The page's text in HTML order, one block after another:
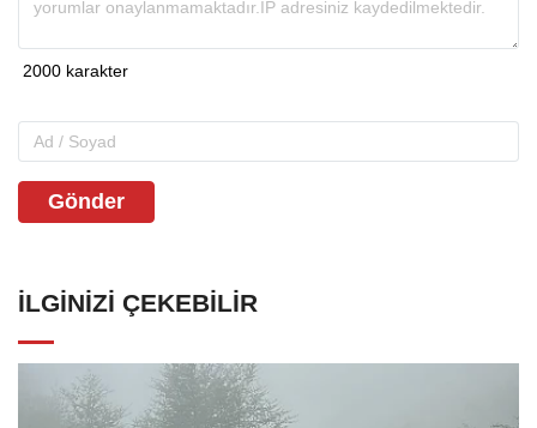
Gönder
İLGINIZI ÇEKEBILIR